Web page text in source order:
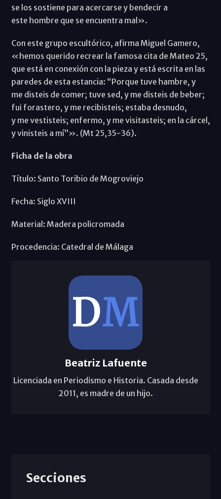
se los sostiene para acercarse y bendecir a
este hombre que se encuentra mal».
Con este grupo escultórico, afirma Miguel Gamero,
«hemos querido recrear la famosa cita de Mateo 25,
que está en conexión con la pieza y está escrita en las
paredes de esta estancia: “Porque tuve hambre, y
me disteis de comer; tuve sed, y me disteis de beber;
fui forastero, y me recibisteis; estaba desnudo,
y me vestisteis; enfermo, y me visitasteis; en la cárcel,
y vinisteis a mí”». (Mt 25,35-36).
Ficha de la obra
Título: Santo Toribio de Mogroviejo
Fecha: Siglo XVIII
Material: Madera policromada
Procedencia: Catedral de Málaga
Beatriz Lafuente
Licenciada en Periodismo e Historia. Casada desde
2011, es madre de un hijo.
Secciones